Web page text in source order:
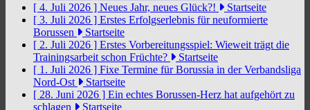
[ 4. Juli 2026 ] Neues Jahr, neues Glück?!
Startseite
[ 3. Juli 2026 ] Erstes Erfolgserlebnis für neuformierte
Borussen
Startseite
[ 2. Juli 2026 ] Erstes Vorbereitungsspiel: Wieweit trägt die
Trainingsarbeit schon Früchte?
Startseite
[ 1. Juli 2026 ] Fixe Termine für Borussia in der Verbandsliga
Nord-Ost
Startseite
[ 28. Juni 2026 ] Ein echtes Borussen-Herz hat aufgehört zu
schlagen
Startseite